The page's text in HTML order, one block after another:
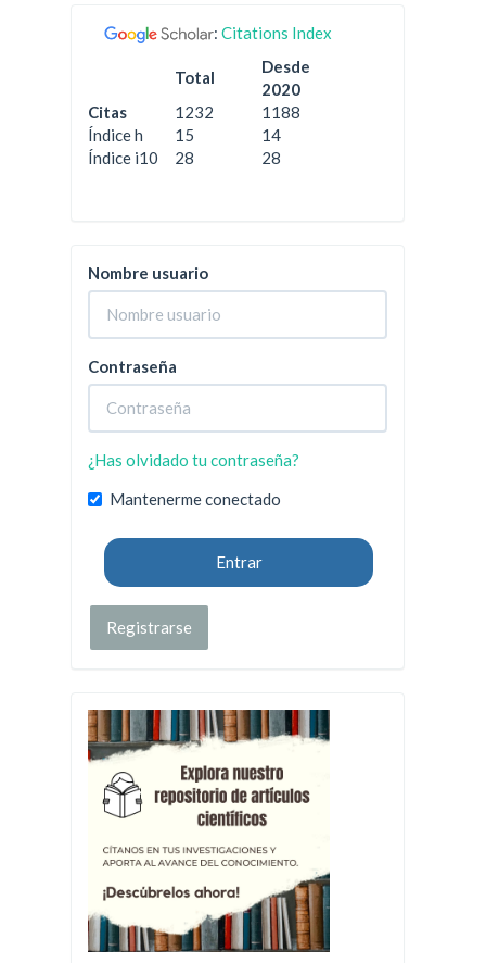
: Citations Index
Total
Desde
2020
Citas
1232
1188
Índice h
15
14
Índice i10
28 28
Nombre usuario
Contraseña
¿Has olvidado tu contraseña?
Mantenerme conectado
Entrar
Registrarse